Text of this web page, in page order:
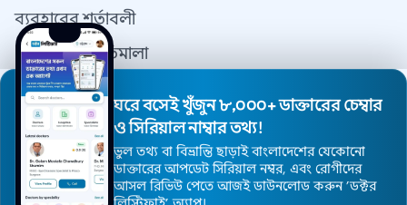
ব্যবহারের শর্তাবলী
গোপনীয়তা নীতিমালা
যোগাযোগ
ডাক্তার রেজিস্ট্রেশন
© 2026 DoctorsInDhaka - সর্বস্বত্ব সংরক্ষিত।
ঘরে বসেই খুঁজুন ৮,০০০+ ডাক্তারের চেম্বার
ও সিরিয়াল নাম্বার তথ্য!
ভুল তথ্য বা বিভ্রান্তি ছাড়াই বাংলাদেশের যেকোনো
ডাক্তারের আপডেট সিরিয়াল নম্বর, এবং রোগীদের
আসল রিভিউ পেতে আজই ডাউনলোড করুন ’ডক্টর